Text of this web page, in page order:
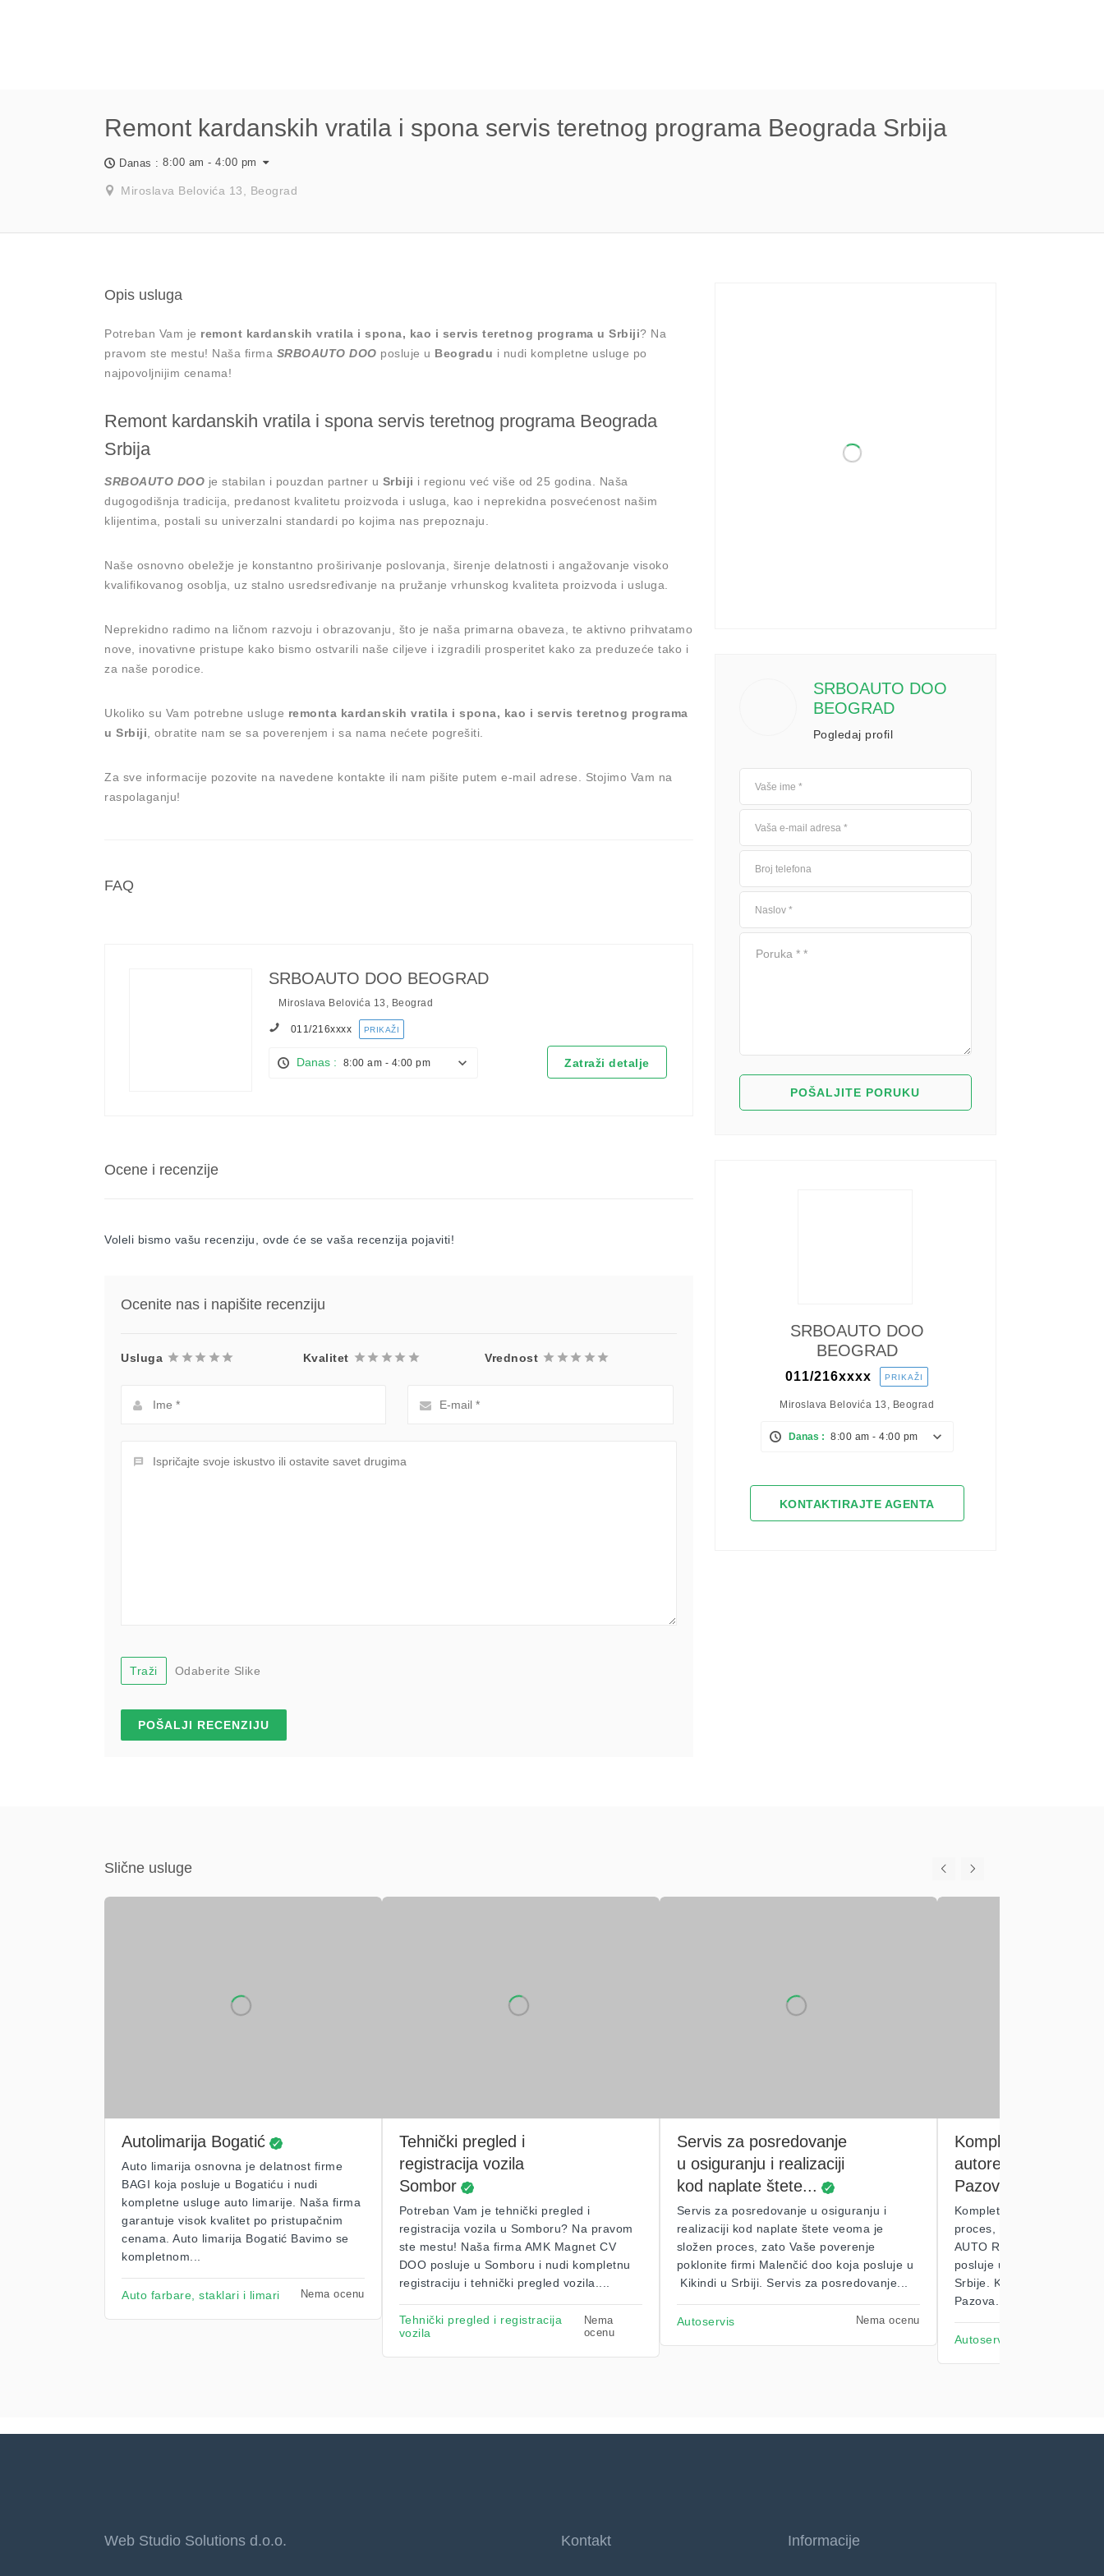
Remont kardanskih vratila i spona servis teretnog programa Beograda Srbija
Danas : 8:00 am - 4:00 pm
Miroslava Belovića 13, Beograd
Opis usluga
Potreban Vam je remont kardanskih vratila i spona, kao i servis teretnog programa u Srbiji? Na
pravom ste mestu! Naša firma SRBOAUTO DOO posluje u Beogradu i nudi kompletne usluge po
najpovoljnijim cenama!
Remont kardanskih vratila i spona servis teretnog programa Beograda
Srbija
SRBOAUTO DOO je stabilan i pouzdan partner u Srbiji i regionu već više od 25 godina. Naša
dugogodišnja tradicija, predanost kvalitetu proizvoda i usluga, kao i neprekidna posvećenost našim
klijentima, postali su univerzalni standardi po kojima nas prepoznaju.
Naše osnovno obeležje je konstantno proširivanje poslovanja, širenje delatnosti i angažovanje visoko
kvalifikovanog osoblja, uz stalno usredsređivanje na pružanje vrhunskog kvaliteta proizvoda i usluga.
Neprekidno radimo na ličnom razvoju i obrazovanju, što je naša primarna obaveza, te aktivno prihvatamo
nove, inovativne pristupe kako bismo ostvarili naše ciljeve i izgradili prosperitet kako za preduzeće tako i
za naše porodice.
Ukoliko su Vam potrebne usluge remonta kardanskih vratila i spona, kao i servis teretnog programa
u Srbiji , obratite nam se sa poverenjem i sa nama nećete pogrešiti.
Za sve informacije pozovite na navedene kontakte ili nam pišite putem e-mail adrese. Stojimo Vam na
raspolaganju!
FAQ
SRBOAUTO DOO BEOGRAD
Miroslava Belovića 13, Beograd
011/216xxxx PRIKAŽI
Danas : 8:00 am - 4:00 pm Zatraži detalje
Ocene i recenzije
Voleli bismo vašu recenziju, ovde će se vaša recenzija pojaviti!
Ocenite nas i napišite recenziju
Usluga Kvalitet Vrednost
Traži Odaberite Slike
SRBOAUTO DOO
BEOGRAD
Pogledaj profil
SRBOAUTO DOO
BEOGRAD
011/216xxxx PRIKAŽI
Miroslava Belovića 13, Beograd
Danas : 8:00 am - 4:00 pm
KONTAKTIRAJTE AGENTA
Slične usluge
Autolimarija Bogatić
Auto limarija osnovna je delatnost firme
BAGI koja posluje u Bogatiću i nudi
kompletne usluge auto limarije. Naša firma
garantuje visok kvalitet po pristupačnim
cenama. Auto limarija Bogatić Bavimo se
kompletnom...
Auto farbare, staklari i limari Nema ocenu
Tehnički pregled i
registracija vozila
Sombor
Potreban Vam je tehnički pregled i
registracija vozila u Somboru? Na pravom
ste mestu! Naša firma AMK Magnet CV
DOO posluje u Somboru i nudi kompletnu
registraciju i tehnički pregled vozila....
Tehnički pregled i registracija
vozila
Nema
ocenu
Servis za posredovanje
u osiguranju i realizaciji
kod naplate štete...
Servis za posredovanje u osiguranju i
realizaciji kod naplate štete veoma je
složen proces, zato Vaše poverenje
poklonite firmi Malenčić doo koja posluje u
Kikindi u Srbiji. Servis za posredovanje...
Autoservis Nema ocenu
Kompletna
autoreparacija Nova
Pazova Srbija
Kompletna auto
proces, zato Vaše
AUTO REPARACIJA
posluje u Novoj Pazovi,
Srbije. Kompletna auto
Pazova...
Autoservis
Web Studio Solutions d.o.o. Kontakt Informacije